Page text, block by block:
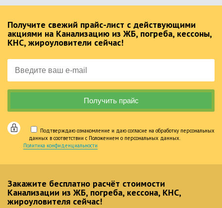
Получите свежий прайс-лист с действующими
акциями на Канализацию из ЖБ, погреба, кессоны,
КНС, жироуловители сейчас!
Подтверждаю ознакомление и даю согласие на обработку персональных
данных в соответствии с Положением о персональных данных.
Политика конфиденциальности
Закажите бесплатно расчёт стоимости
Канализации из ЖБ, погреба, кессона, КНС,
жироуловителя сейчас!